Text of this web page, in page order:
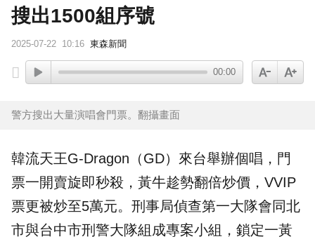
搜出1500組序號
2025-07-22 10:16 東森新聞
00:00
警方搜出大量演唱會門票。翻攝畫面
韓流天王G-Dragon （GD）來台舉辦個唱，門
票一開賣旋即秒殺， 黃牛趁勢翻倍炒價，VVIP
票更被炒至5萬元。 刑事局偵查第一大隊會同北
市與台中市刑警大隊組成專案小組，鎖定一黃